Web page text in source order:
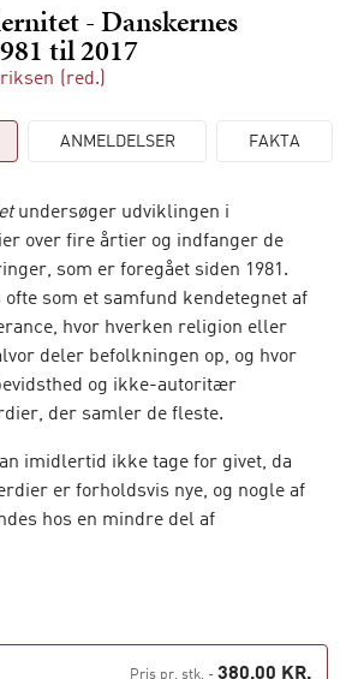
- Danskernes
til 2017
(red.)
ANMELDELSER FAKTA
undersøger udviklingen i
over fire årtier og indfanger de
som er foregået siden 1981.
som et samfund kendetegnet af
hvor hverken religion eller
deler befolkningen op, og hvor
og ikke-autoritær
der samler de fleste.
imidlertid ikke tage for givet, da
er forholdsvis nye, og nogle af
hos en mindre del af
Pris pr. stk.- 380,00 KR.